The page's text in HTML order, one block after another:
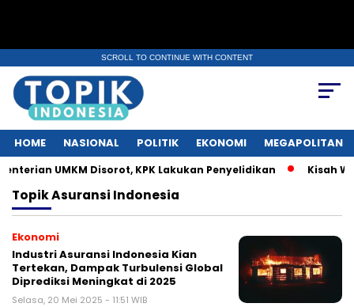
SCROLL TO CONTINUE WITH CONTENT
HOME NASIONAL POLITIK EKONOMI MEGAPOLITAN
UMKM Disorot, KPK Lakukan Penyelidikan Kisah
TopikAsuransi Indonesia
Ekonomi
Industri Asuransi Indonesia Kian
Tertekan, Dampak Turbulensi Global
Diprediksi Meningkat di 2025
Selasa, 20 Mei 2025 - 11:51 WIB